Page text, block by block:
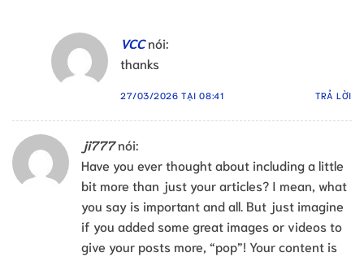
VCC nói:
thanks
27/03/2026 TẠI 08:41 TRẢ LỜI
ji777 nói:
Have you ever thought about including a little
bit more than just your articles? I mean, what
you say is important and all. But just imagine
if you added some great images or videos to
give your posts more, “pop”! Your content is